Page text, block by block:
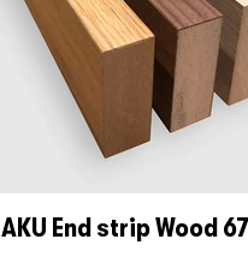
AKU End strip Wood